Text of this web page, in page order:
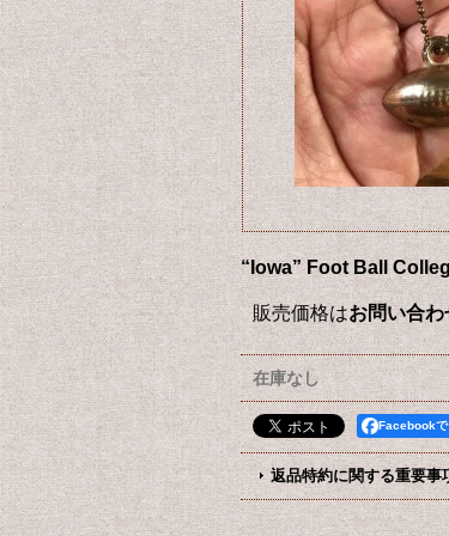
“Iowa” Foot Ball
販売価格はお問い合わ
在庫なし
Facebookで
返品特約に関する重要事